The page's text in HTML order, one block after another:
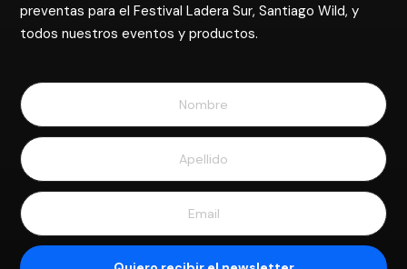
preventas para el Festival Ladera Sur, Santiago Wild, y
todos nuestros eventos y productos.